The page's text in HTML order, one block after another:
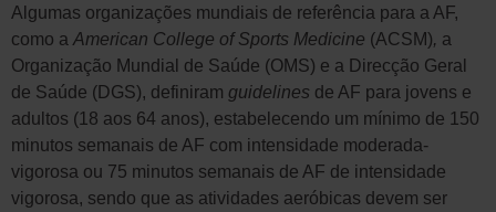
Algumas organizações mundiais de referência para a AF,
como a American College of Sports Medicine (ACSM), a
Organização Mundial de Saúde (OMS) e a Direcção Geral
de Saúde (DGS), definiram guidelines de AF para jovens e
adultos (18 aos 64 anos), estabelecendo um mínimo de 150
minutos semanais de AF com intensidade moderada-
vigorosa ou 75 minutos semanais de AF de intensidade
vigorosa, sendo que as atividades aeróbicas devem ser